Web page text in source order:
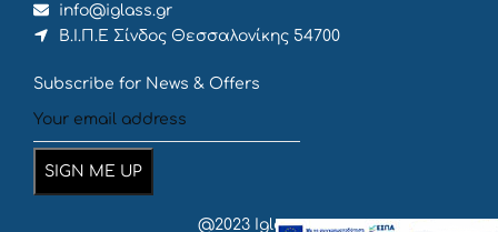
info@iglass.gr
Β.Ι.Π.Ε Σίνδος Θεσσαλονίκης 54700
Subscribe for News & Offers
@2023 Iglass